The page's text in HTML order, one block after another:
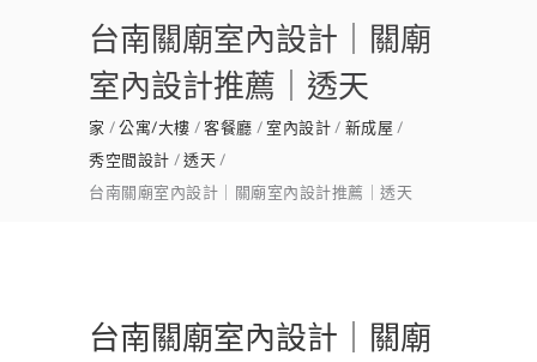
台南關廟室內設計｜關廟
室內設計推薦｜透天
家 公寓/大樓 客餐廳 室內設計 新成屋
秀空間設計 透天
台南關廟室內設計｜關廟室內設計推薦｜透天
台南關廟室內設計｜關廟